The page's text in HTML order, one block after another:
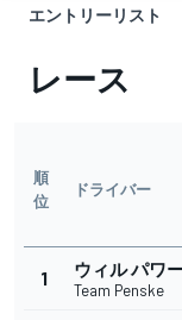
エントリーリスト
レース
順
位
ドライバー
1 ウィル パワ
Team Penske